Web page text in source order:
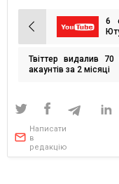
Навігація
записів
6
Твіттер видалив 70
акаунтів за 2 місяці
Написати
в
редакцію